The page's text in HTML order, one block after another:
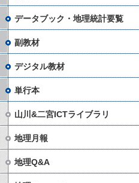
データブック・地理統計要覧
副教材
デジタル教材
単行本
山川&二宮ICTライブラリ
地理月報
地理Q&A